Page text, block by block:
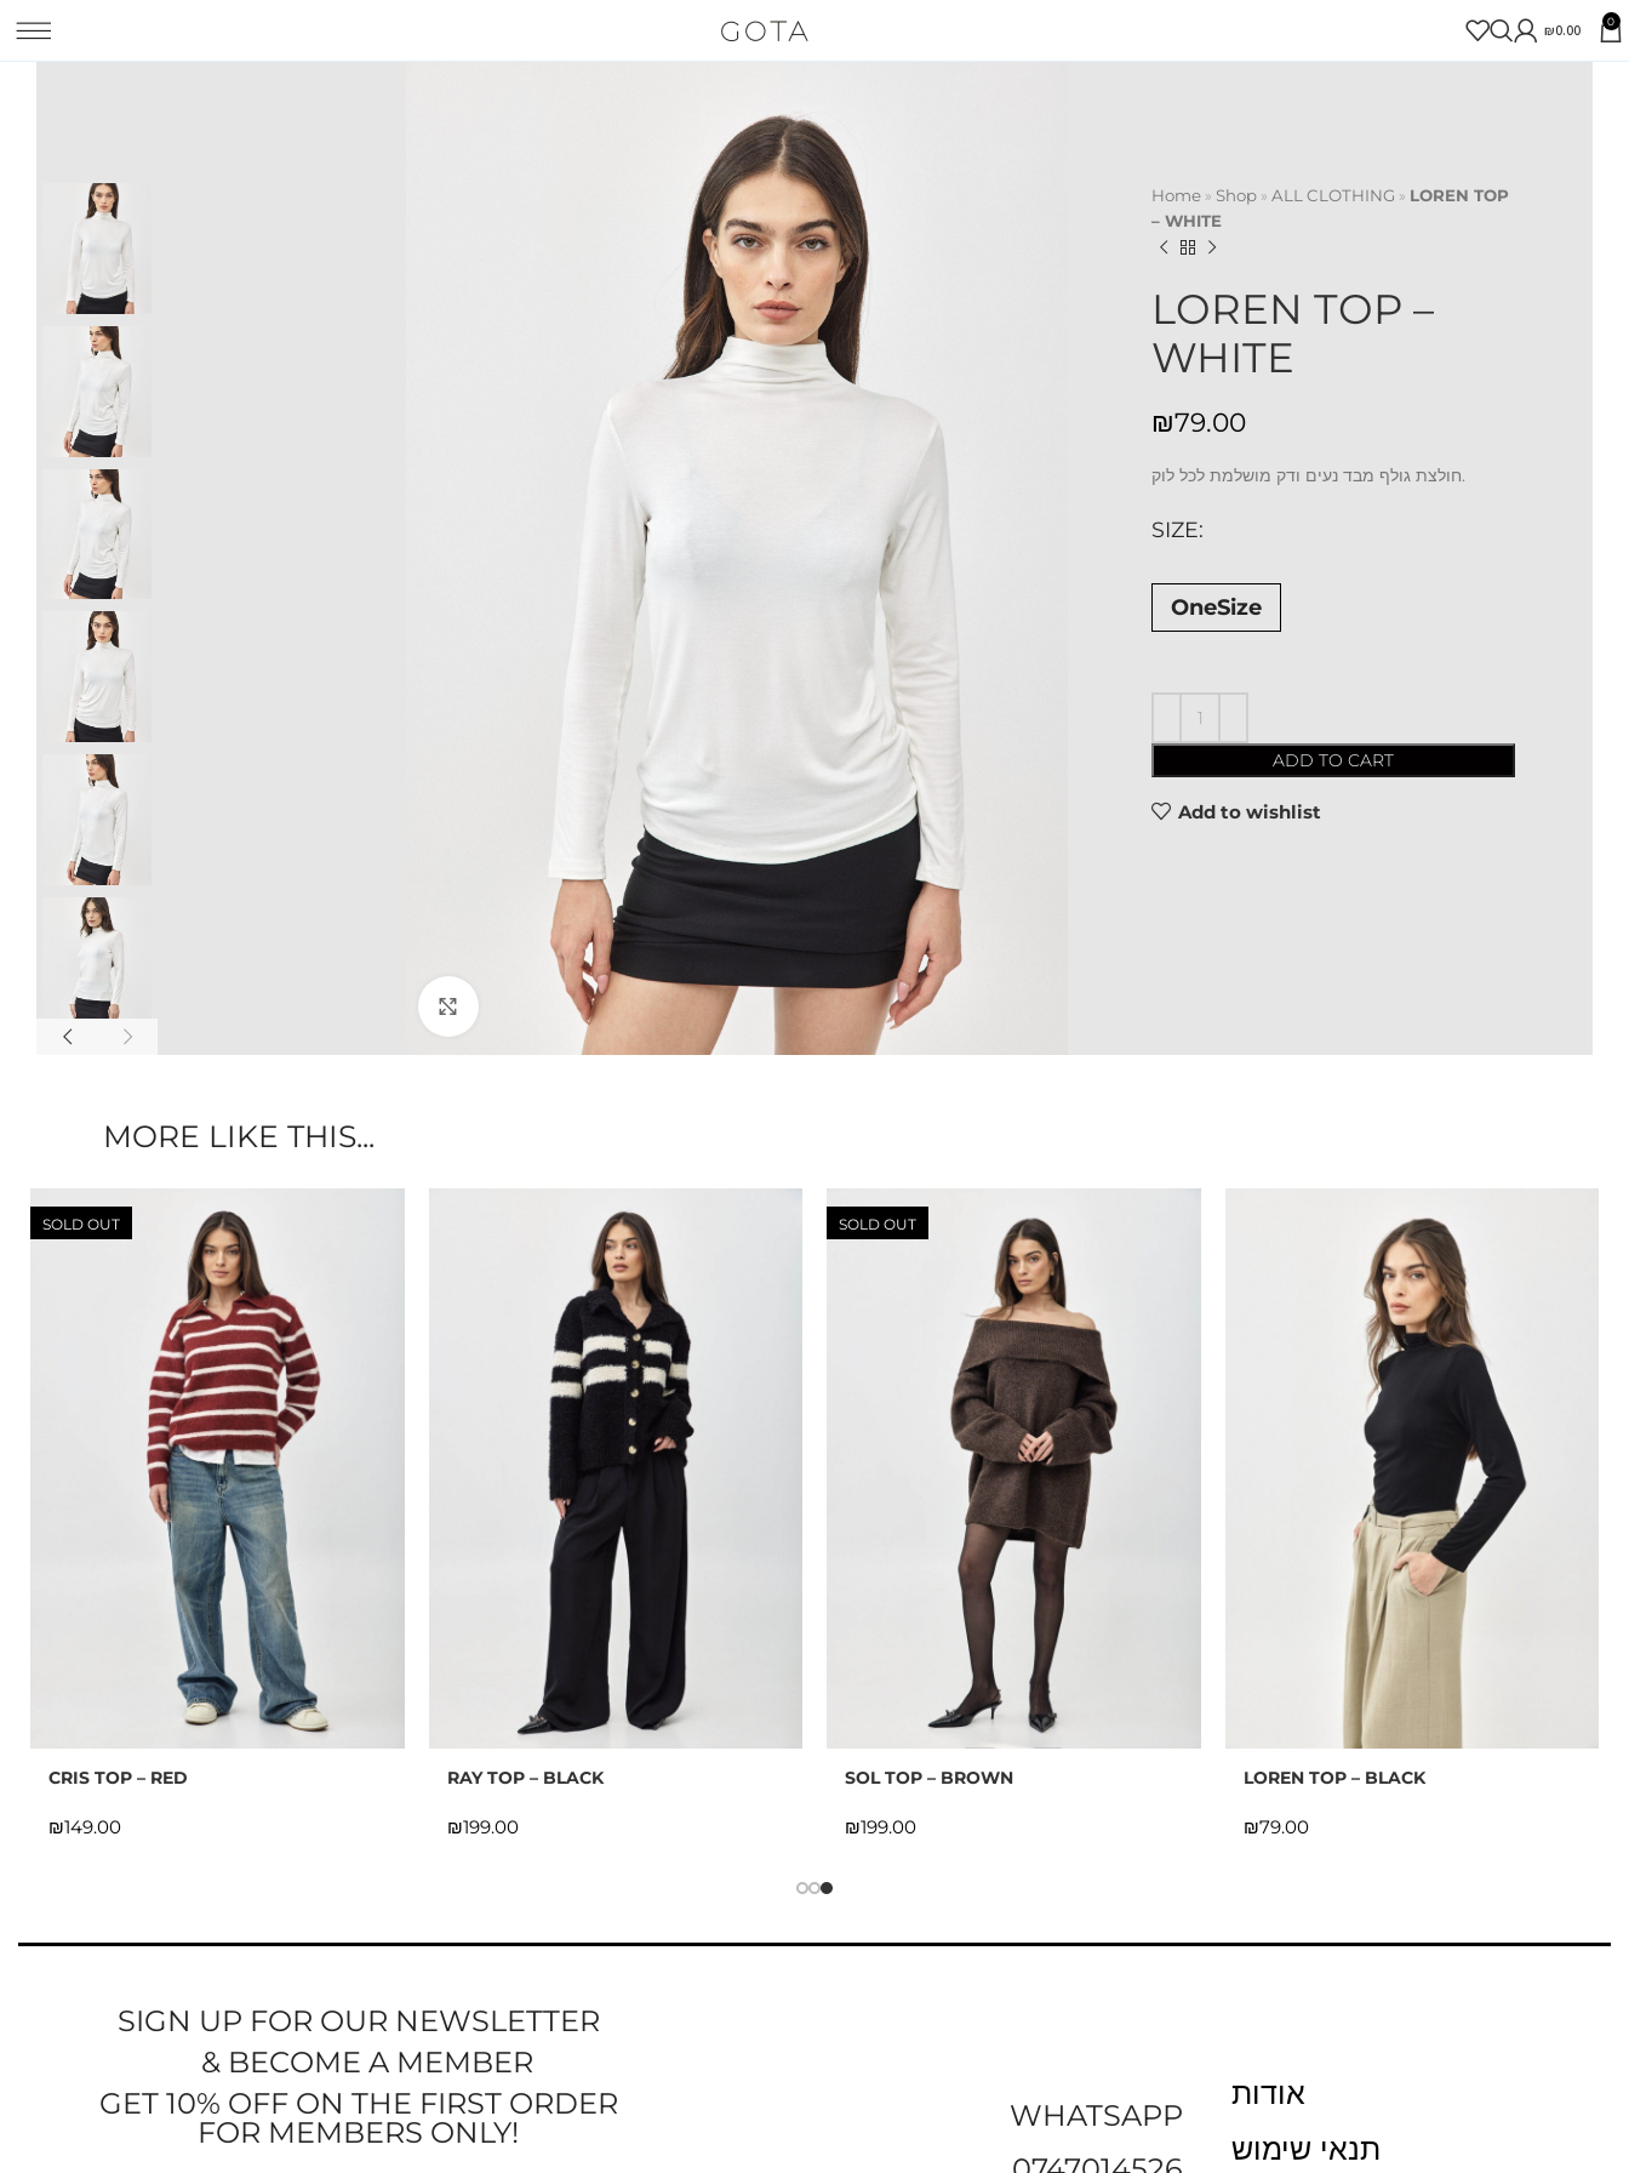
0
₪0.00
Click to enlarge
Home » Shop »ALL CLOTHING » LOREN TOP
– WHITE
LOREN TOP –
WHITE
₪
חולצת גולף מבד נעים ודק מושלמת לכל לוק.
SIZE
OneSize
ADD TO CART
Add to wishlist
MORE LIKE THIS...
SOLD OUT
CRIS TOP – RED
₪
RAY TOP – BLACK
₪
SOLD OUT
SOL TOP – BROWN
₪
LOREN TOP – BLACK
₪
אודות
תנאי שימוש
WHATSAPP
SIGN UP FOR OUR NEWSLETTER
& BECOME A MEMBER
GET 10% OFF ON THE FIRST ORDER
FOR MEMBERS ONLY!